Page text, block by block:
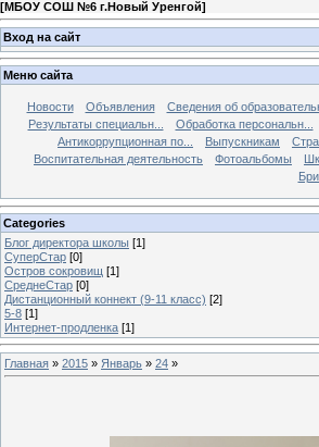
[МБОУ СОШ №6 г.Новый Уренгой]
Вход на сайт
Меню сайта
Новости Объявления Сведения об
Результаты специальн...
Обработка персональн...
Антикоррупционная по...
Выпускникам
Воспитательная деятельность
Фотоальбомы
Categories
Блог директора школы [1]
СуперСтар [0]
Остров сокровищ [1]
СреднеСтар [0]
Дистанционный коннект (9-11 класс) [2]
5-8 [1]
Интернет-продленка [1]
Главная » 2015 » Январь » 24 »